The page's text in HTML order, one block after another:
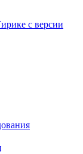
с версии